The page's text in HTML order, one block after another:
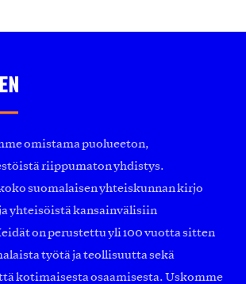
omistama puolueeton,
riippumaton yhdistys.
suomalaisen yhteiskunnan kirjo
yhteisöistä kansainvälisiin
on perustettu yli 100 vuotta sitten
työtä ja teollisuutta sekä
kotimaisesta osaamisesta. Uskomme